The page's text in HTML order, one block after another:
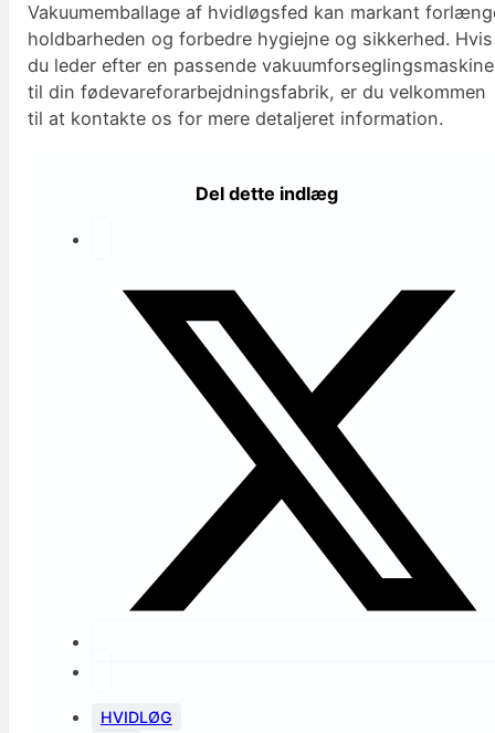
Vakuumemballage af hvidløgsfed kan markant
holdbarheden og forbedre hygiejne og sikkerhed. Hvis
du leder efter en passende vakuumforseglingsmaskine
til din fødevareforarbejdningsfabrik, er du velkommen
til at kontakte os for mere detaljeret information.
Del dette indlæg
HVIDLØG